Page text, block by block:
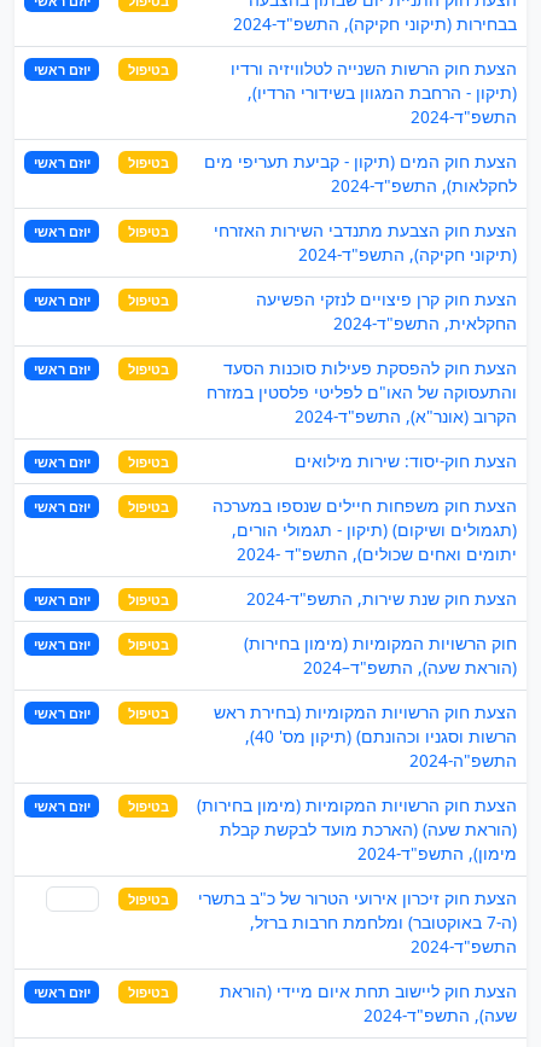
בבחירות (תיקוני חקיקה), התשפ"ד-2024
הצעת חוק הרשות השנייה לטלוויזיה ורדיו
(תיקון - הרחבת המגוון בשידורי הרדיו),
התשפ"ד-2024
בטיפול יוזם ראשי
הצעת חוק המים (תיקון - קביעת תעריפי מים
לחקלאות), התשפ"ד-2024
בטיפול יוזם ראשי
הצעת חוק הצבעת מתנדבי השירות האזרחי
(תיקוני חקיקה), התשפ"ד-2024
בטיפול יוזם ראשי
הצעת חוק קרן פיצויים לנזקי הפשיעה
החקלאית, התשפ"ד-2024
בטיפול יוזם ראשי
הצעת חוק להפסקת פעילות סוכנות הסעד
והתעסוקה של האו"ם לפליטי פלסטין במזרח
הקרוב (אונר"א), התשפ"ד-2024
בטיפול יוזם ראשי
הצעת חוק-יסוד: שירות מילואים בטיפול יוזם ראשי
הצעת חוק משפחות חיילים שנספו במערכה
(תגמולים ושיקום) (תיקון - תגמולי הורים,
יתומים ואחים שכולים), התשפ"ד -2024
בטיפול יוזם ראשי
הצעת חוק שנת שירות, התשפ"ד-2024 בטיפול יוזם ראשי
חוק הרשויות המקומיות (מימון בחירות)
(הוראת שעה), התשפ"ד–2024
בטיפול יוזם ראשי
הצעת חוק הרשויות המקומיות (בחירת ראש
הרשות וסגניו וכהונתם) (תיקון מס' 40),
התשפ"ה-2024
בטיפול יוזם ראשי
הצעת חוק הרשויות המקומיות (מימון בחירות)
(הוראת שעה) (הארכת מועד לבקשת קבלת
מימון), התשפ"ד-2024
בטיפול יוזם ראשי
הצעת חוק זיכרון אירועי הטרור של כ"ב בתשרי
(ה-7 באוקטובר) ומלחמת חרבות ברזל,
התשפ"ד-2024
בטיפול
הצעת חוק ליישוב תחת איום מיידי (הוראת
שעה), התשפ"ד-2024
בטיפול יוזם ראשי